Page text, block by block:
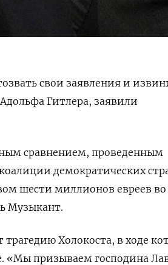
свои заявления и
Гитлера, заявили
сравнением, проведенным
демократических
шести миллионов евреев
Музыкант.
Холокоста, в ходе
«Мы призываем господина